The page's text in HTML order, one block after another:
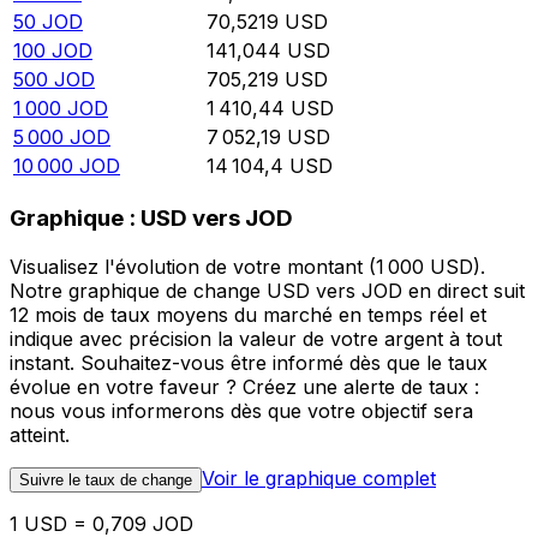
50 JOD 70,5219 USD
100 JOD 141,044 USD
500 JOD 705,219 USD
1 000 JOD 1 410,44 USD
5 000 JOD 7 052,19 USD
10 000 JOD 14 104,4 USD
Graphique : USD vers JOD
Visualisez l'évolution de votre montant (1 000 USD).
Notre graphique de change USD vers JOD en direct suit
12 mois de taux moyens du marché en temps réel et
indique avec précision la valeur de votre argent à tout
instant. Souhaitez-vous être informé dès que le taux
évolue en votre faveur ? Créez une alerte de taux :
nous vous informerons dès que votre objectif sera
atteint.
Suivre le taux de change Voir le graphique complet
1 USD = 0,709 JOD